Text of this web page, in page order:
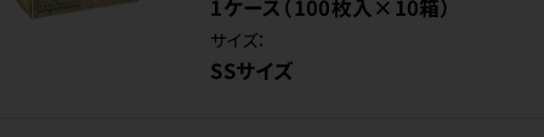
1ケース（100枚入×10箱）
サイズ：
SSサイズ